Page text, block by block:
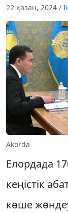
22 қазан, 2024 /
Akorda
Елордада
кеңістік
көше